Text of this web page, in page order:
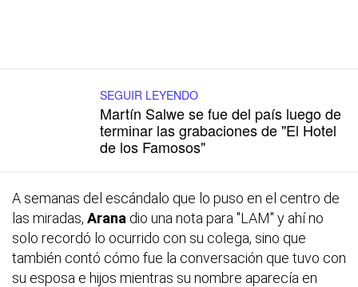
SEGUIR LEYENDO
Martín Salwe se fue del país luego de
terminar las grabaciones de "El Hotel
de los Famosos"
A semanas del escándalo que lo puso en el centro de
las miradas, Arana dio una nota para "LAM" y ahí no
solo recordó lo ocurrido con su colega, sino que
también contó cómo fue la conversación que tuvo con
su esposa e hijos mientras su nombre aparecía en